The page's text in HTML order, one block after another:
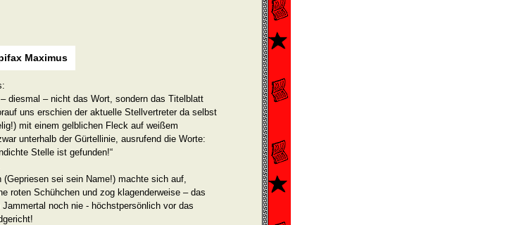
Maximus
diesmal – nicht das Wort, sondern das Titelblatt
uns erschien der aktuelle Stellvertreter da selbst
mit einem gelblichen Fleck auf weißem
unterhalb der Gürtellinie, ausrufend die Worte:
Stelle ist gefunden!“
(Gepriesen sei sein Name!) machte sich auf,
roten Schühchen und zog klagenderweise – das
Jammertal noch nie - höchstpersönlich vor das